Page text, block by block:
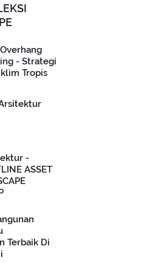
- Strategi
Tropis
-
ASSET
Terbaik Di